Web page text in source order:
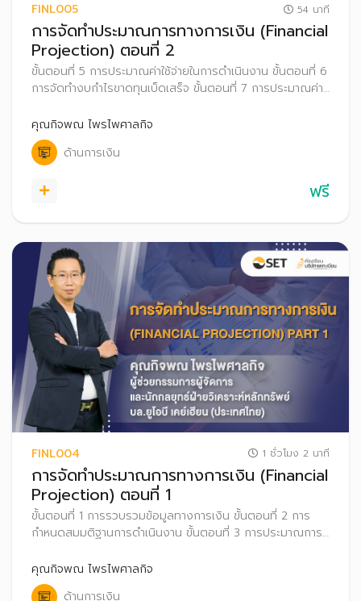
FINL005 54 นาที
การจัดทำประมาณการทางการเงิน (Financial
Projection) ตอนที่ 2
ขั้นตอนที่ 5 การประมาณค่าใช้จ่ายในการดำเนินงาน ขั้นตอนที่ 6
การจัดทำงบกำไรขาดทุนเบ็ดเสร็จ ขั้นตอนที่ 7 การประมาณค่า
กิจการ และขั้นตอนที่ 9 การประมาณเงินปันผลจ่ายของกิจการ
คุณกิจพณ ไพรไพศาลกิจ
ด้านการเงิน
ฟรี
FINL004 1 ชั่วโมง 2 นาที
การจัดทำประมาณการทางการเงิน (Financial
Projection) ตอนที่ 1
ขั้นตอนที่ 1 การรวบรวมข้อมูลทางการเงิน ขั้นตอนที่ 2 การ
กำหนดสมมติฐานการดำเนินงาน ขั้นตอนที่ 3 การประมาณการ
ขาย
คุณกิจพณ ไพรไพศาลกิจ
ด้านการเงิน